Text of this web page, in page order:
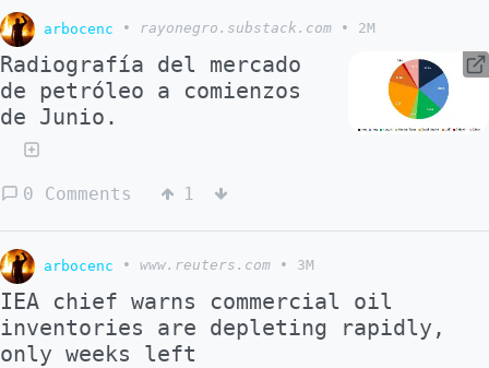
arbocenc • rayonegro.substack.com • 2M
Radiografía del mercado
de petróleo a comienzos
de Junio.
0 Comments 1
arbocenc • www.reuters.com • 3M
IEA chief warns commercial oil
inventories are depleting rapidly,
only weeks left